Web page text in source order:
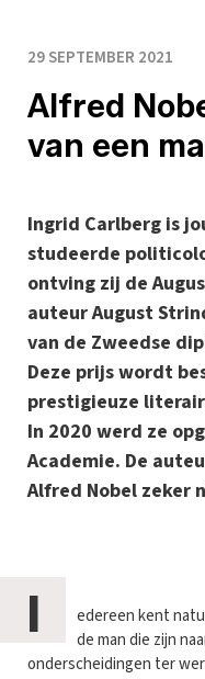
29 SEPTEMBER 2021
Alfred
van een
Ingrid Carlberg is
studeerde
ontving zij de
auteur August
van de Zweedse
Deze prijs wordt
prestigieuze
In 2020 werd ze
Academie. De
Alfred Nobel zeker
I
edereen kent
de man die zijn
onderscheidingen ter